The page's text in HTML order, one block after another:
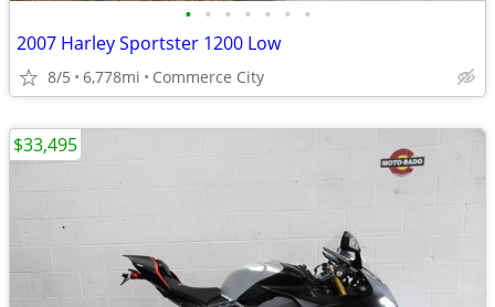
• • • • • • •
2007 Harley Sportster 1200 Low
8/5 6,778mi Commerce City
$33,495